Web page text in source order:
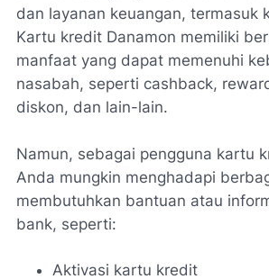
dan layanan keuangan, termasuk
Kartu kredit Danamon memiliki
manfaat yang dapat memenuhi
nasabah, seperti cashback,
diskon, dan lain-lain.
Namun, sebagai pengguna kartu
Anda mungkin menghadapi
membutuhkan bantuan atau
bank, seperti:
Aktivasi kartu kredit